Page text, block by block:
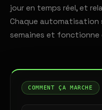
jour en temps réel, et
Chaque automatisation
semaines et fonctionne
COMMENT ÇA MARCHE